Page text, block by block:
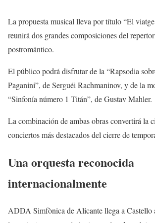
La propuesta musical lleva por título “El
reunirá dos grandes composiciones del
postromántico.
El público podrá disfrutar de la “Rapsodia
Paganini”, de Serguéi Rachmaninov, y de la
“Sinfonía número 1 Titán”, de Gustav Mahler.
La combinación de ambas obras convertirá la
conciertos más destacados del cierre de
Una orquesta reconocida
internacionalmente
ADDA Simfònica de Alicante llega a Castello